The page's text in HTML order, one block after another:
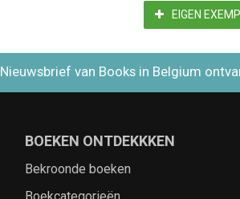
EIGEN
Nieuwsbrief van Books in Belgium
BOEKEN ONTDEKKKEN
Bekroonde boeken